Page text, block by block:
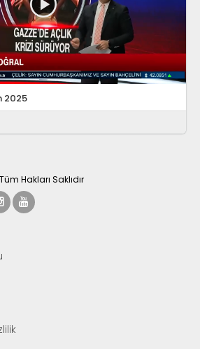
2025
Hakları Saklıdır